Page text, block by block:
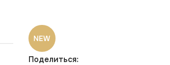
NEW
Поделиться: